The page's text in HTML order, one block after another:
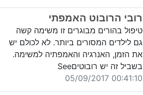
רובי הרובוט האמפתי
טיפול בהורים מבוגרים זו משימה קשה
גם לילדים המסורים ביותר. לא לכולם יש
את הזמן, האנרגיה והאמפתיה למשימה.
בשביל זה יש רובוטיםSee
00:41:10 05/09/2017